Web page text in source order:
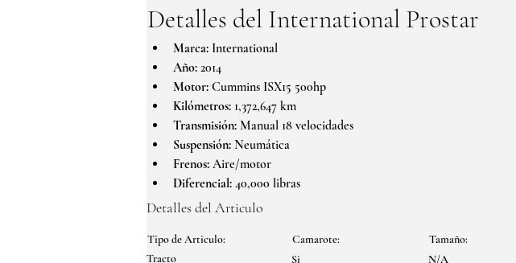
Detalles del International Prostar
Marca: International
Año: 2014
Motor: Cummins ISX15 500hp
Kilómetros: 1,372,647 km
Transmisión: Manual 18 velocidades
Suspensión: Neumática
Frenos: Aire/motor
Diferencial: 40,000 libras
Detalles del Articulo
Tipo de Articulo:
Tracto
Camarote:
Si
Tamaño:
N/A